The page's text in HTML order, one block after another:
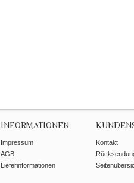
INFORMATIONEN
Impressum
AGB
Lieferinformationen
Kontakt